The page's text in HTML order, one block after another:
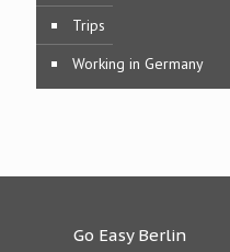
Trips
Working in Germany
Go Easy Berlin